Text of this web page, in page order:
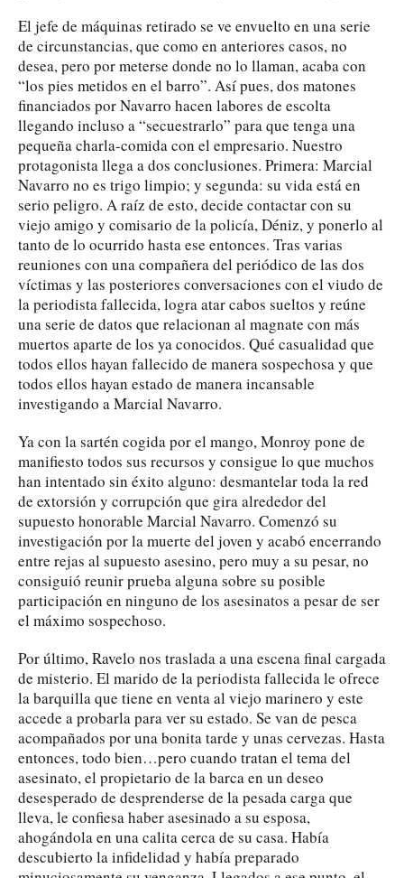
El jefe de máquinas retirado se ve envuelto en una serie
de circunstancias, que como en anteriores casos, no
desea, pero por meterse donde no lo llaman, acaba con
“los pies metidos en el barro”. Así pues, dos matones
financiados por Navarro hacen labores de escolta
llegando incluso a “secuestrarlo” para que tenga una
pequeña charla-comida con el empresario. Nuestro
protagonista llega a dos conclusiones. Primera: Marcial
Navarro no es trigo limpio; y segunda: su vida está en
serio peligro. A raíz de esto, decide contactar con su
viejo amigo y comisario de la policía, Déniz, y ponerlo al
tanto de lo ocurrido hasta ese entonces. Tras varias
reuniones con una compañera del periódico de las dos
víctimas y las posteriores conversaciones con el viudo de
la periodista fallecida, logra atar cabos sueltos y reúne
una serie de datos que relacionan al magnate con más
muertos aparte de los ya conocidos. Qué casualidad que
todos ellos hayan fallecido de manera sospechosa y que
todos ellos hayan estado de manera incansable
investigando a Marcial Navarro.
Ya con la sartén cogida por el mango, Monroy pone de
manifiesto todos sus recursos y consigue lo que muchos
han intentado sin éxito alguno: desmantelar toda la red
de extorsión y corrupción que gira alrededor del
supuesto honorable Marcial Navarro. Comenzó su
investigación por la muerte del joven y acabó encerrando
entre rejas al supuesto asesino, pero muy a su pesar, no
consiguió reunir prueba alguna sobre su posible
participación en ninguno de los asesinatos a pesar de ser
el máximo sospechoso.
Por último, Ravelo nos traslada a una escena final cargada
de misterio. El marido de la periodista fallecida le ofrece
la barquilla que tiene en venta al viejo marinero y este
accede a probarla para ver su estado. Se van de pesca
acompañados por una bonita tarde y unas cervezas. Hasta
entonces, todo bien…pero cuando tratan el tema del
asesinato, el propietario de la barca en un deseo
desesperado de desprenderse de la pesada carga que
lleva, le confiesa haber asesinado a su esposa,
ahogándola en una calita cerca de su casa. Había
descubierto la infidelidad y había preparado